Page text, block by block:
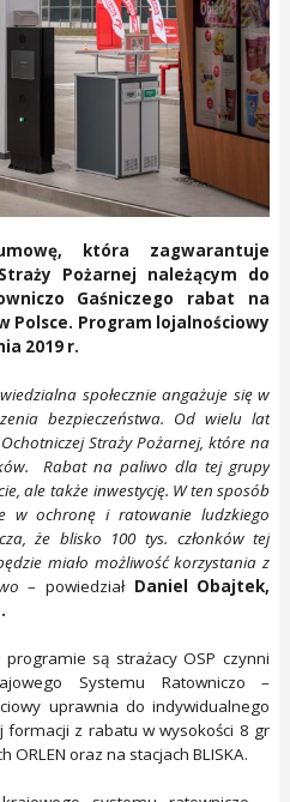
która zagwarantuje
Pożarnej należącym do
Gaśniczego rabat na
Polsce. Program lojalnościowy
2019 r.
społecznie angażuje się w
bezpieczeństwa. Od wielu lat
Straży Pożarnej, które na
Rabat na paliwo dla tej grupy
ale także inwestycję. W ten sposób
w ochronę i ratowanie ludzkiego
że blisko 100 tys. członków tej
miało możliwość korzystania z
– powiedział Daniel Obajtek,
są strażacy OSP czynni
Systemu Ratowniczo –
uprawnia do indywidualnego
formacji z rabatu w wysokości 8 gr
oraz na stacjach BLISKA.